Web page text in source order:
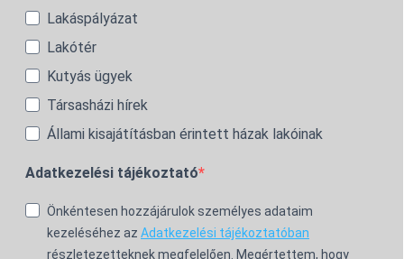
Lakáspályázat
Lakótér
Kutyás ügyek
Társasházi hírek
Állami kisajátításban érintett házak lakóinak
Adatkezelési tájékoztató
Önkéntesen hozzájárulok személyes adataim
kezeléséhez az Adatkezelési tájékoztatóban
részletezetteknek megfelelően. Megértettem, hogy